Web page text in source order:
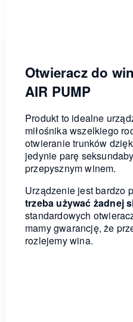
Otwieracz do
AIR PUMP
Produkt to idealne
miłośnika wszelkiego
otwieranie trunków
jedynie parę
przepysznym winem.
Urządzenie jest bardzo
trzeba używać żadnej
standardowych
mamy gwarancję, że
rozlejemy wina.